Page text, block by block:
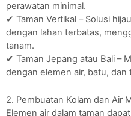
perawatan minimal.
✔ Taman Vertikal – Solusi
dengan lahan terbatas,
tanam.
✔ Taman Jepang atau Bali –
dengan elemen air, batu, dan
2. Pembuatan Kolam dan Air
Elemen air dalam taman